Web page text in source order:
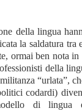
della lingua
la saldatura tra
ormai ben nota in
della
“urlata”,
codardi)
di lingua